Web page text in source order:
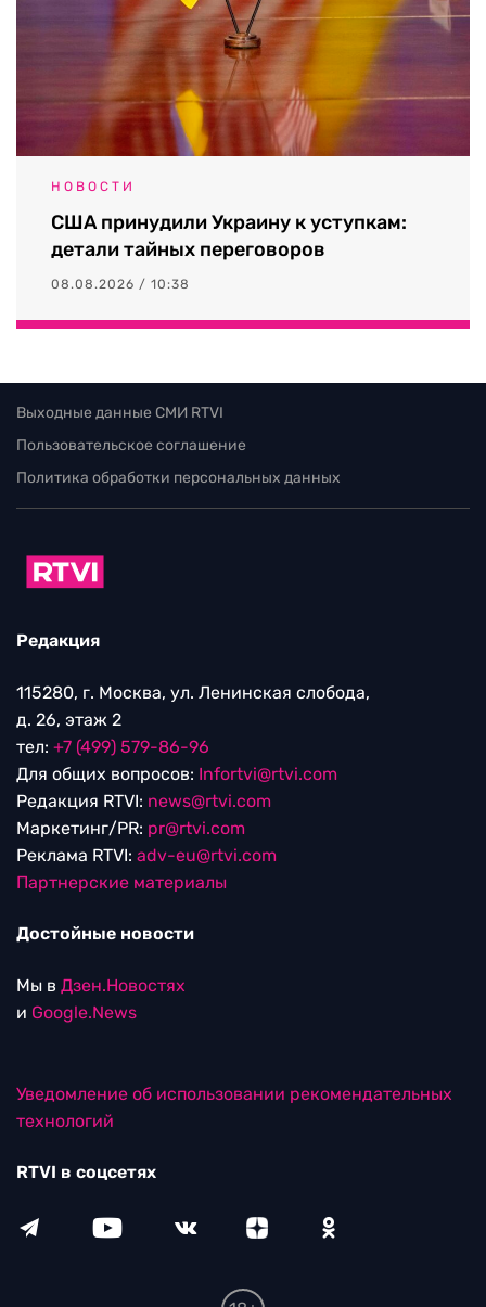
НОВОСТИ
США принудили Украину к уступкам:
детали тайных переговоров
08.08.2026 / 10:38
Выходные данные СМИ RTVI
Пользовательское соглашение
Политика обработки персональных данных
Редакция
115280, г. Москва, ул. Ленинская слобода,
д. 26, этаж 2
тел: +7 (499) 579-86-96
Для общих вопросов: Infortvi@rtvi.com
Редакция RTVI: news@rtvi.com
Маркетинг/PR: pr@rtvi.com
Реклама RTVI: adv-eu@rtvi.com
Партнерские материалы
Достойные новости
Мы в Дзен.Новостях
и Google.News
Уведомление об использовании рекомендательных
технологий
RTVI в соцсетях